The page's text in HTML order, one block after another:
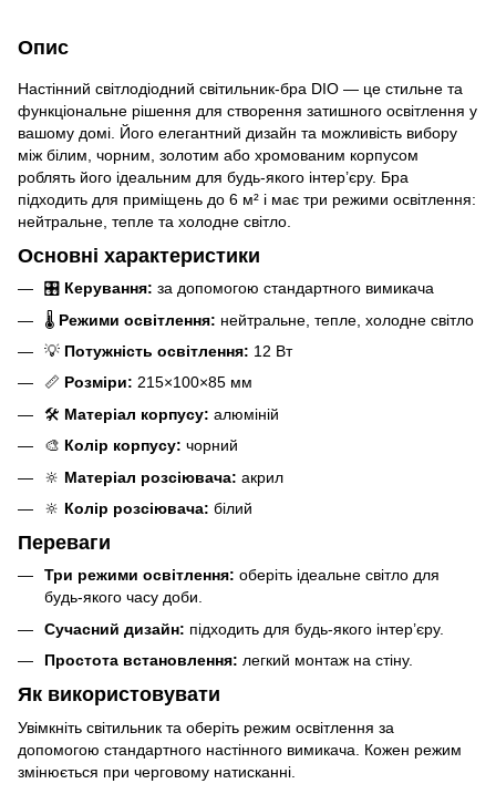
Опис
Настінний світлодіодний світильник-бра DIO — це стильне та
функціональне рішення для створення затишного освітлення у
вашому домі. Його елегантний дизайн та можливість вибору
між білим, чорним, золотим або хромованим корпусом
роблять його ідеальним для будь-якого інтер’єру. Бра
підходить для приміщень до 6 м² і має три режими освітлення:
нейтральне, тепле та холодне світло.
Основні характеристики
🎛️ Керування: за допомогою стандартного вимикача
🌡️ Режими освітлення: нейтральне, тепле, холодне світло
💡 Потужність освітлення: 12 Вт
📏 Розміри: 215×100×85 мм
🛠️ Матеріал корпусу: алюміній
🎨 Колір корпусу: чорний
🔆 Матеріал розсіювача: акрил
🔆 Колір розсіювача: білий
Переваги
Три режими освітлення: оберіть ідеальне світло для
будь-якого часу доби.
Сучасний дизайн: підходить для будь-якого інтер’єру.
Простота встановлення: легкий монтаж на стіну.
Як використовувати
Увімкніть світильник та оберіть режим освітлення за
допомогою стандартного настінного вимикача. Кожен режим
змінюється при черговому натисканні.